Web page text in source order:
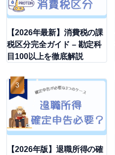
【2026年最新】消費税の課
税区分完全ガイド – 勘定科
目100以上を徹底解説
【2026年版】退職所得の確